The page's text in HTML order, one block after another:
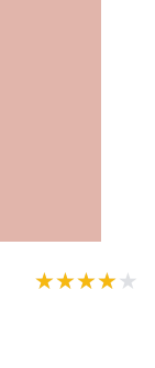
★★★★★
★★★★★